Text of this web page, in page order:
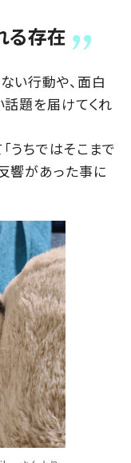
る存在
い行動や、面白
話題を届けてくれ
うちではそこまで
響があった事に